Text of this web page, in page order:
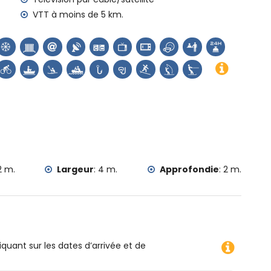
la maison)
maison)
VTT à moins de 5 km.
m. Largeur: 4 m. Approfondie: 2 m.
sur les dates d’arrivée et de